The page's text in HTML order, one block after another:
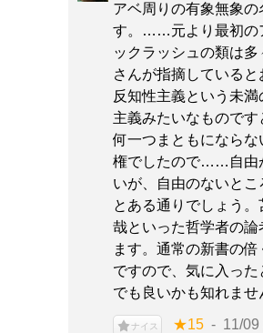
アベ周りの有象無象の
す。……元より最初の
ックラッシュの類は
さんが指摘していると
反知性主義という未
主義みたいなもので
何一つまともになら
権でしたので……自由
いが、自由のないとこ
とある通りでしょう
哉といった哲学者の論
ます。通常の新書の
ですので、気に入っ
でも良いかも知れませ
ナイス ★15 11/09